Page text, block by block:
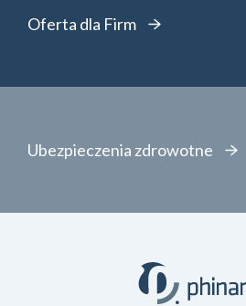
Oferta dla Firm
Ubezpieczenia zdrowotne